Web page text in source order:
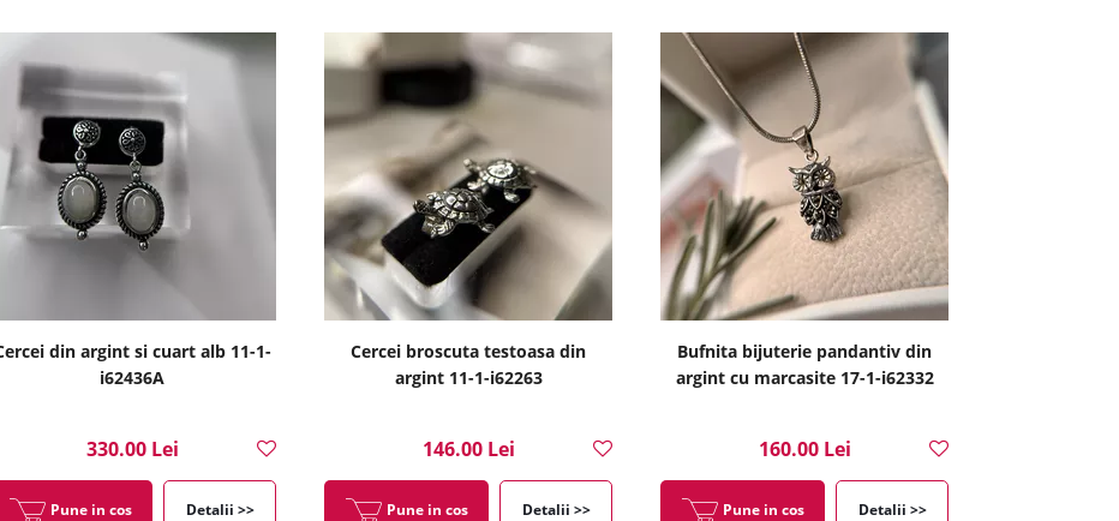
din argint si cuart alb 11-1-
i62436A
330.00 Lei
Pune in cos Detalii >>
Cercei broscuta testoasa din
argint 11-1-i62263
146.00 Lei
Pune in cos Detalii >>
Bufnita bijuterie pandantiv din
argint cu marcasite 17-1-i62332
160.00 Lei
Pune in cos Detalii >>